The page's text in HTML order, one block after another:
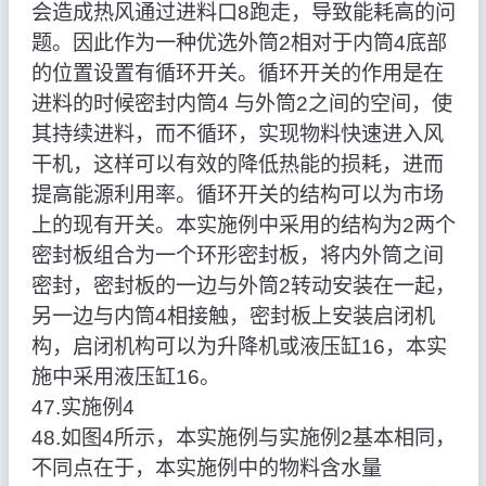
会造成热风通过进料口8跑走，导致能耗高的问
题。因此作为一种优选外筒2相对于内筒4底部
的位置设置有循环开关。循环开关的作用是在
进料的时候密封内筒4 与外筒2之间的空间，使
其持续进料，而不循环，实现物料快速进入风
干机，这样可以有效的降低热能的损耗，进而
提高能源利用率。循环开关的结构可以为市场
上的现有开关。本实施例中采用的结构为2两个
密封板组合为一个环形密封板，将内外筒之间
密封，密封板的一边与外筒2转动安装在一起，
另一边与内筒4相接触，密封板上安装启闭机
构，启闭机构可以为升降机或液压缸16，本实
施中采用液压缸16。
47.实施例4
48.如图4所示，本实施例与实施例2基本相同，
不同点在于，本实施例中的物料含水量